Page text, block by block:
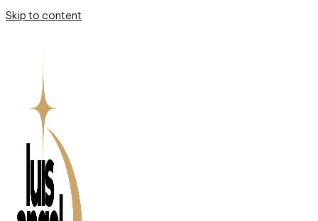
Skip to content